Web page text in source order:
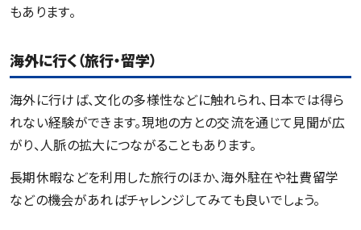
もあります。
海外に行く（旅行・留学）
海外に行けば、文化の多様性などに触れられ、日本では得ら
れない経験ができます。現地の方との交流を通じて見聞が広
がり、人脈の拡大につながることもあります。
長期休暇などを利用した旅行のほか、海外駐在や社費留学
などの機会があればチャレンジしてみても良いでしょう。